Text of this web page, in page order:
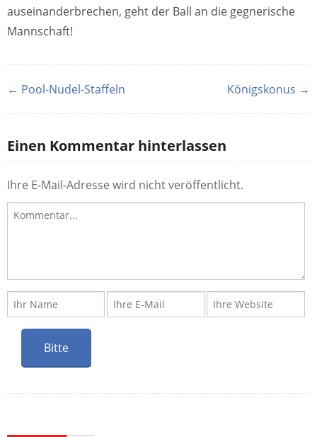
auseinanderbrechen, geht der Ball an die gegnerische
Mannschaft!
← Pool-Nudel-Staffeln Königskonus →
Einen Kommentar hinterlassen
Ihre E-Mail-Adresse wird nicht veröffentlicht.